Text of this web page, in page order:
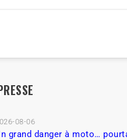
08-06
grand danger à moto…